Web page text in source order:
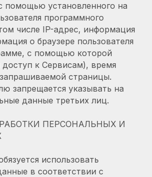
помощью установленного на
программного
числе IP-адрес, информация
о браузере пользователя
с помощью которой
доступ к Сервисам), время
страницы.
запрещается указывать на
данные третьих лиц.
ПЕРСОНАЛЬНЫХ И
использовать
в соответствии с